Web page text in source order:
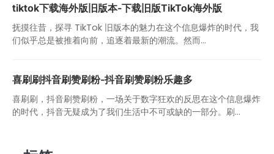
tiktok下载海外版旧版本-下载旧版TikTok海外版
抚摸往昔，探寻 TikTok 旧版本的魅力在这个信息爆炸的时代，我
们似乎总是被推着向前，追逐着最新的潮流。然而...
喜刷刷抖音刷赞刷粉-抖音刷赞刷粉乐趣多
喜刷刷，抖音刷赞刷粉，一场关于数字狂欢的反思在这个信息爆炸
的时代，抖音无疑成为了我们生活中不可或缺的一部分。刷...